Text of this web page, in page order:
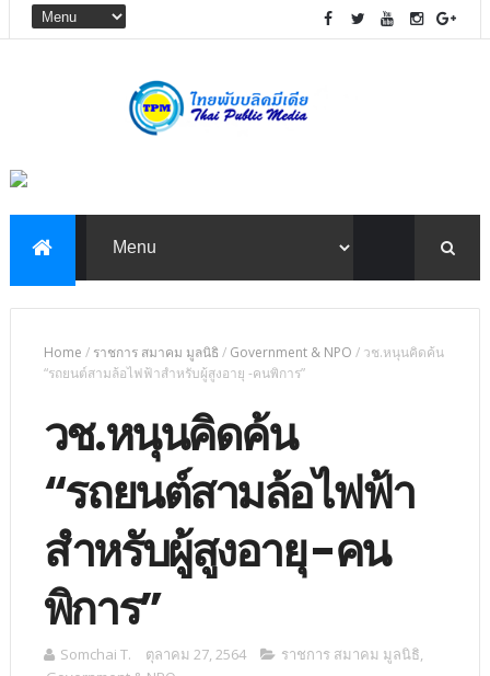
Home / ราชการ สมาคม มูลนิธิ / Government & NPO / วช.หนุนคิดค้น
“รถยนต์สามล้อไฟฟ้าสำหรับผู้สูงอายุ -คนพิการ”
วช.หนุนคิดค้น
“รถยนต์สามล้อไฟฟ้า
สำหรับผู้สูงอายุ -คน
พิการ”
Somchai T. ตุลาคม 27, 2564 ราชการ สมาคม มูลนิธิ,